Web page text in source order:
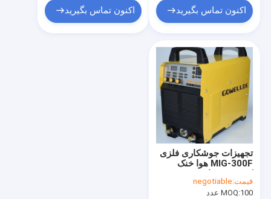
اکنون تماس بگیرید اکنون تماس بگیرید
تجهیزات جوشکاری فلزی
MIG-300F هوا خنک
جوشکار
قیمت:negotiable
MOQ:100 عدد